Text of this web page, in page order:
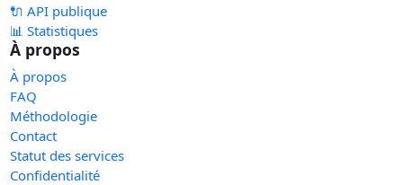
🔌 API publique
📊 Statistiques
À propos
À propos
FAQ
Méthodologie
Contact
Statut des services
Confidentialité